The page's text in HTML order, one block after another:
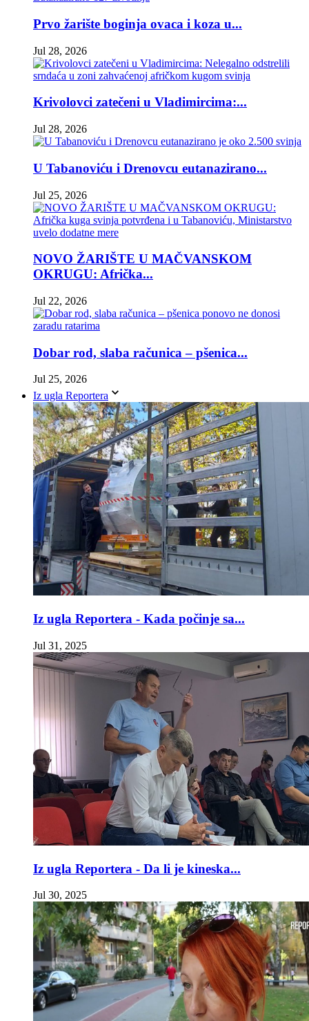
Prvo žarište boginja ovaca i koza u...
Jul 28, 2026
Krivolovci zatečeni u Vladimircima:...
Jul 28, 2026
U Tabanoviću i Drenovcu eutanazirano...
Jul 25, 2026
NOVO ŽARIŠTE U MAČVANSKOM
OKRUGU: Afrička...
Jul 22, 2026
Dobar rod, slaba računica – pšenica...
Jul 25, 2026
Iz ugla Reportera
Iz ugla Reportera - Kada počinje sa...
Jul 31, 2025
Iz ugla Reportera - Da li je kineska...
Jul 30, 2025